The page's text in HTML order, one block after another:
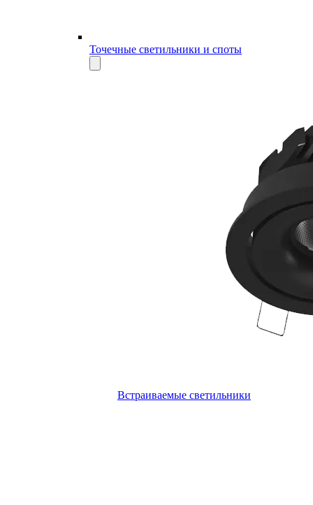
Точечные светильники и споты
Встраиваемые светильники